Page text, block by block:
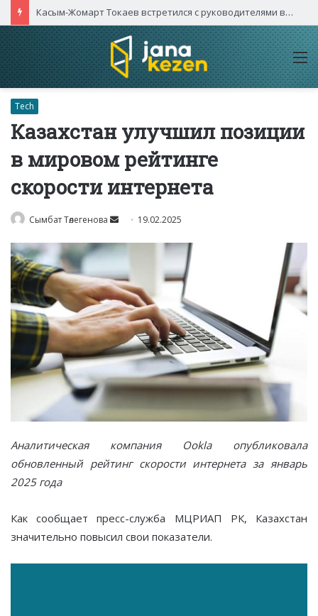
Касым-Жомарт Токаев встретился с руководителями высокотехнологичных компаний Китая
Tech
Казахстан улучшил позиции
в мировом рейтинге
скорости интернета
Сымбат Төлегенова
Send
email
19.02.2025
Аналитическая компания Ookla опубликовала
обновленный рейтинг скорости интернета за январь
2025 года
Как сообщает пресс-служба МЦРИАП РК, Казахстан
значительно повысил свои показатели.